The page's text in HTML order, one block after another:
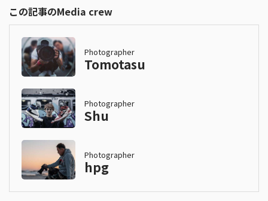
この記事のMedia crew
Photographer
Tomotasu
Photographer
Shu
Photographer
hpg